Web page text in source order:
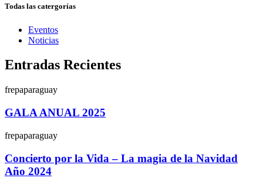
Todas las catergorías
Eventos
Noticias
Entradas Recientes
frepaparaguay
GALA ANUAL 2025
frepaparaguay
Concierto por la Vida – La magia de la Navidad
Año 2024